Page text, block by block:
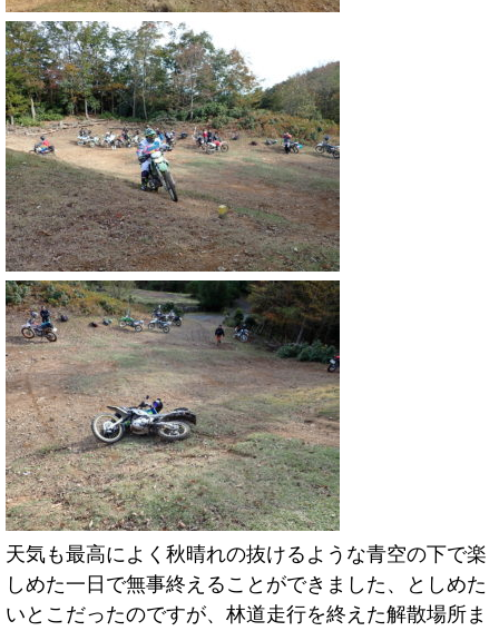
天気も最高によく秋晴れの抜けるような青空の下で楽
しめた一日で無事終えることができました、としめた
いとこだったのですが、林道走行を終えた解散場所ま